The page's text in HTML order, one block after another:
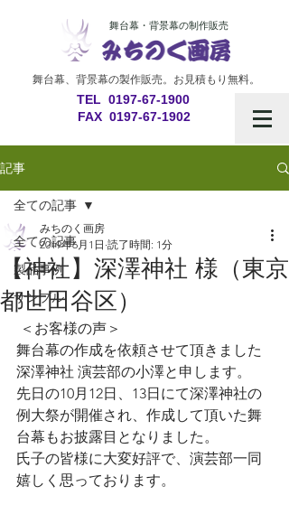
舞台幕・背景幕の制作販売
舞台幕、背景幕の製作販売。 お見積もり無料。
​TEL 0197-67-1900
​ FAX 0197-67-1902
記事
全ての記事
製品事例
サンプル
全ての記事
【神社】深澤神社 様（東京
都世田谷区）
みちのく画房
2019年6月1日 読了時間: 1分
＜お客様の声＞
舞台幕の作成を依頼させて頂きました
深澤神社 演芸部の小澤と申します。
先日の10月12日、13日にて深澤神社の
例大祭が開催され、作成して頂いた舞
台幕もお披露目となりました。
氏子の皆様に大変好評で、演芸部一同
嬉しく思っております。